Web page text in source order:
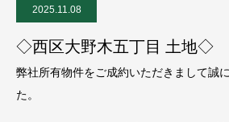
2025.11.08
◇西区大野木五丁目 土地◇
弊社所有物件をご成約いただきまして誠
た。